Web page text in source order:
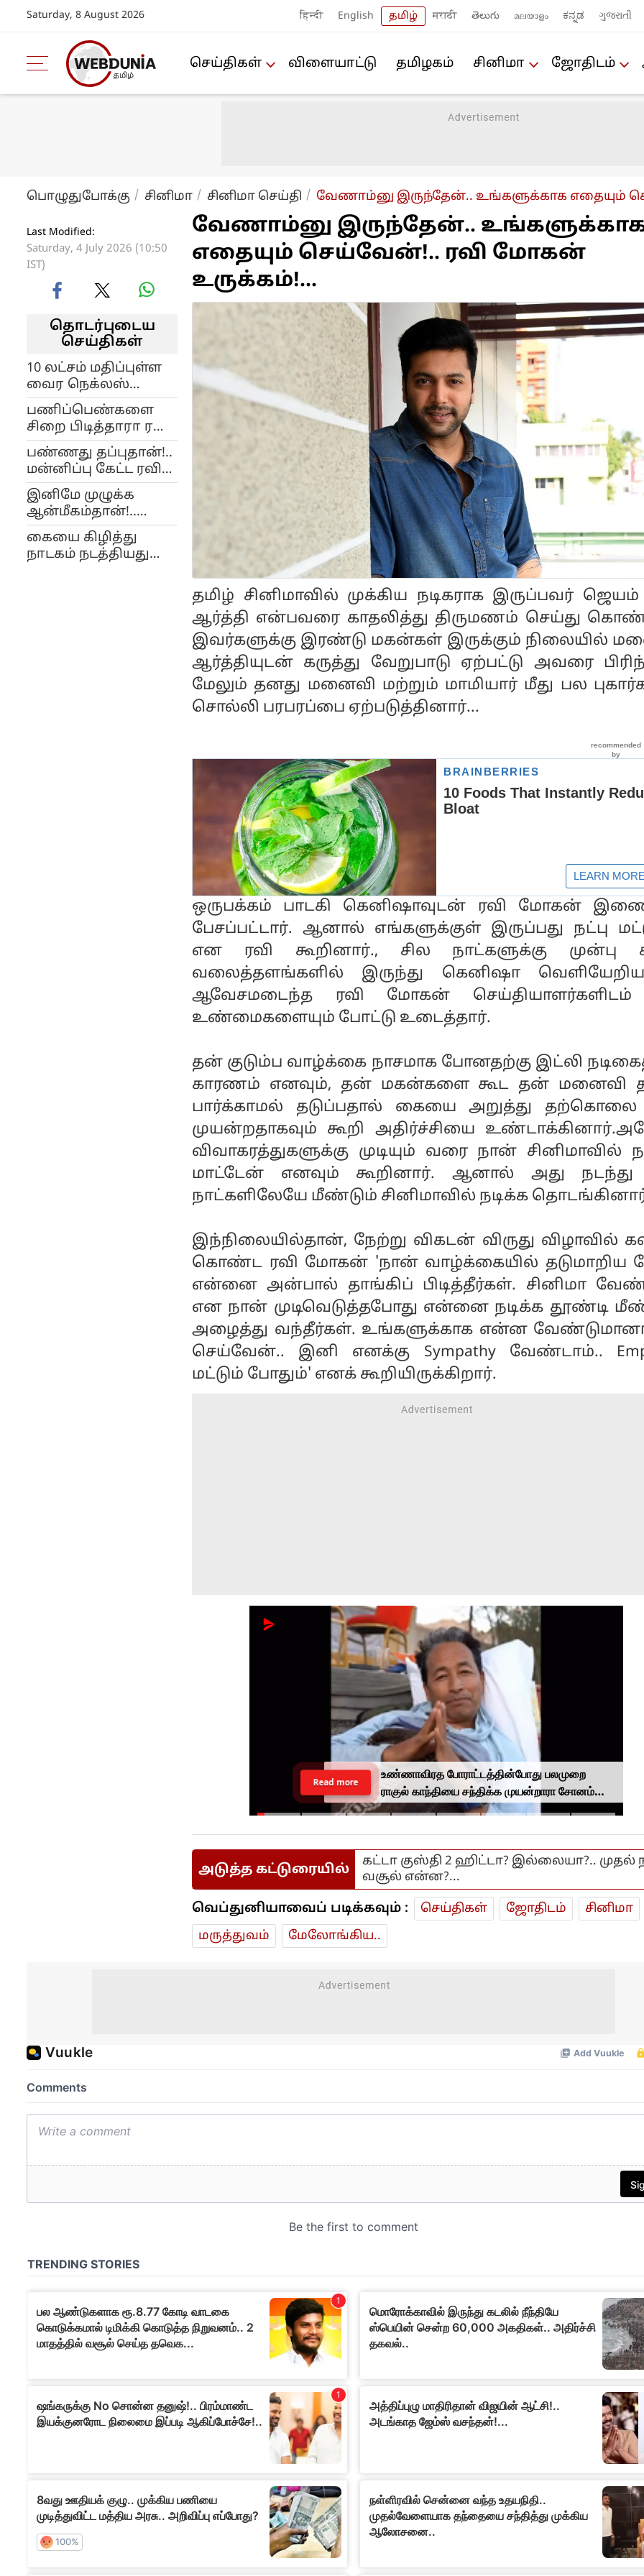
Saturday, 8 August 2026 हिन्दी English தமிழ் मराठी తెలుగు മലയാളം ಕನ್ನಡ ગુજરાતી
செய்திகள் விளையா‌ட்டு த‌மிழக‌ம் சினிமா ஜோ‌திட‌ம்
பொழுதுபோக்கு சினிமா சினிமா செய்தி வேணாம்னு இருந்தேன்.. உங்களுக்காக எதையும்
Last Modified:
Saturday, 4 July 2026 (10:50
IST)
தொடர்புடைய
செய்திகள்
10 லட்சம் மதிப்புள்ள
வைர நெக்லஸ்
திருட்டு!. ரவி மோகன்
வீட்டில் நடந்தது
என்ன?...
பணிப்பெண்களை
சிறை பிடித்தாரா ரவி
மோகன்?!.. நடந்தது
என்ன?...
பண்ணது தப்புதான்!..
மன்னிப்பு கேட்ட ரவி
மோகன்!.. நடந்தது
என்ன?...
இனிமே முழுக்க
ஆன்மீகம்தான்!..
ஆளே மாறிய ரவி
மோகன்!.. வைரல்
போட்டோ!...
கையை கிழித்து
நாடகம் நடத்தியது
வேணாம்னு இருந்தேன்..
எதையும் செய்வேன்!.. ரவி மோகன்
உருக்கம்!...
தமிழ் சினிமாவில் முக்கிய நடிகராக இருப்பவர் ஜெயம்
ஆர்த்தி என்பவரை காதலித்து திருமணம் செய்து
இவர்களுக்கு இரண்டு மகன்கள் இருக்கும் நிலையில்
ஆர்த்தியுடன் கருத்து வேறுபாடு ஏற்பட்டு அவரை
மேலும் தனது மனைவி மற்றும் மாமியார் மீது பல
சொல்லி பரபரப்பை ஏற்படுத்தினார்...
ஒருபக்கம் பாடகி கெனிஷாவுடன் ரவி மோகன்
பேசப்பட்டார். ஆனால் எங்களுக்குள் இருப்பது நட்பு
என ரவி கூறினார்., சில நாட்களுக்கு முன்பு
வலைத்தளங்களில் இருந்து கெனிஷா
ஆவேசமடைந்த ரவி மோகன்
உண்மைகளையும் போட்டு உடைத்தார்.
தன் குடும்ப வாழ்க்கை நாசமாக போனதற்கு இட்லி
காரணம் எனவும், தன் மகன்களை கூட தன் மனைவி
பார்க்காமல் தடுப்பதால் கையை அறுத்து தற்கொலை
முயன்றதாகவும் கூறி அதிர்ச்சியை
விவாகரத்துகளுக்கு முடியும் வரை நான் சினிமாவில்
மாட்டேன் எனவும் கூறினார். ஆனால் அது நடந்து
நாட்களிலேயே மீண்டும் சினிமாவில் நடிக்க
இந்நிலையில்தான், நேற்று விகடன் விருது விழாவில்
கொண்ட ரவி மோகன் 'நான் வாழ்க்கையில் தடுமாறிய
என்னை அன்பால் தாங்கிப் பிடித்தீர்கள். சினிமா
என நான் முடிவெடுத்தபோது என்னை நடிக்க தூண்டி
அழைத்து வந்தீர்கள். உங்களுக்காக என்ன
செய்வேன்.. இனி எனக்கு Sympathy வேண்டாம்..
மட்டும் போதும்' எனக் கூறியிருக்கிறார்.
உண்ணாவிரத போராட்டத்தின்போது பலமுறை
ராகுல் காந்தியை சந்திக்க முயன்றாரா சோனம்
வாங்சுக் மனைவி.. ஆனால் பலனில்லை...
Read more
அடுத்த கட்டுரையில்
கட்டா குஸ்தி 2 ஹிட்டா? இல்லையா?.. முதல்
வசூல் என்ன?...
வெப்துனியாவைப் படிக்கவும் : செய்திகள் ஜோ‌திட‌ம்
சினிமா
மரு‌த்துவ‌ம்
மேலோங்கிய..